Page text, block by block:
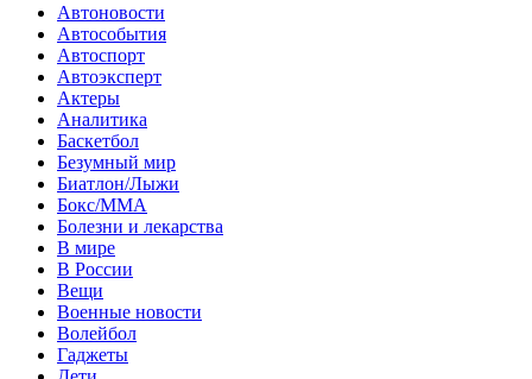
Автоновости
Автособытия
Автоспорт
Автоэксперт
Актеры
Аналитика
Баскетбол
Безумный мир
Биатлон/Лыжи
Бокс/MMA
Болезни и лекарства
В мире
В России
Вещи
Военные новости
Волейбол
Гаджеты